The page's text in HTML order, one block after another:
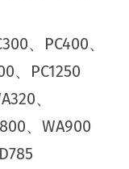
、PC400、
、PC1250
、
、WA900